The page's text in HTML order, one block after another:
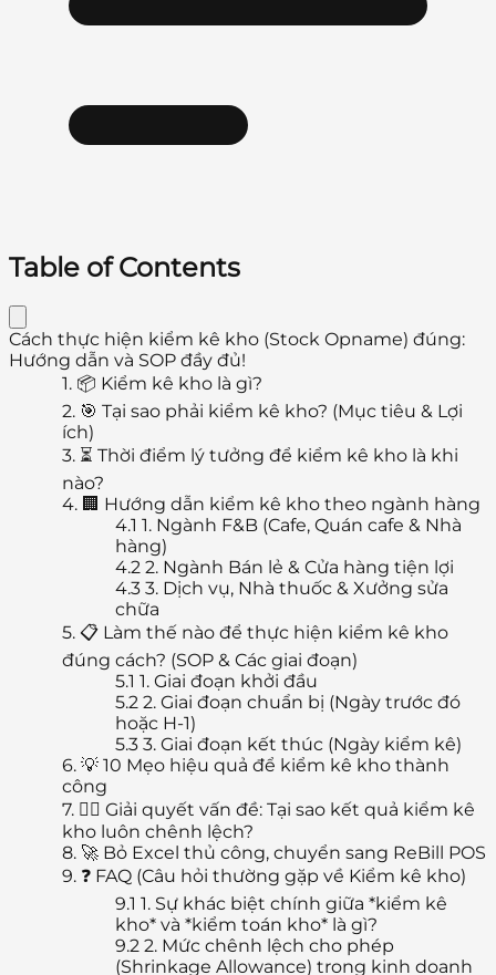
Table of Contents
Cách thực hiện kiểm kê kho (Stock Opname) đúng:
Hướng dẫn và SOP đầy đủ!
1. 📦 Kiểm kê kho là gì?
2. 🎯 Tại sao phải kiểm kê kho? (Mục tiêu & Lợi
ích)
3. ⏳ Thời điểm lý tưởng để kiểm kê kho là khi
nào?
4. 🏢 Hướng dẫn kiểm kê kho theo ngành hàng
4.1 1. Ngành F&B (Cafe, Quán cafe & Nhà
hàng)
4.2 2. Ngành Bán lẻ & Cửa hàng tiện lợi
4.3 3. Dịch vụ, Nhà thuốc & Xưởng sửa
chữa
5. 📋 Làm thế nào để thực hiện kiểm kê kho
đúng cách? (SOP & Các giai đoạn)
5.1 1. Giai đoạn khởi đầu
5.2 2. Giai đoạn chuẩn bị (Ngày trước đó
hoặc H-1)
5.3 3. Giai đoạn kết thúc (Ngày kiểm kê)
6. 💡 10 Mẹo hiệu quả để kiểm kê kho thành
công
7. 🕵️‍♂️ Giải quyết vấn đề: Tại sao kết quả kiểm kê
kho luôn chênh lệch?
8. 🚀 Bỏ Excel thủ công, chuyển sang ReBill POS
9. ❓ FAQ (Câu hỏi thường gặp về Kiểm kê kho)
9.1 1. Sự khác biệt chính giữa *kiểm kê
kho* và *kiểm toán kho* là gì?
9.2 2. Mức chênh lệch cho phép
(Shrinkage Allowance) trong kinh doanh